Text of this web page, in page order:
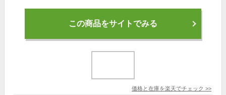
この商品をサイトでみる
価格と在庫を楽天でチェック >>